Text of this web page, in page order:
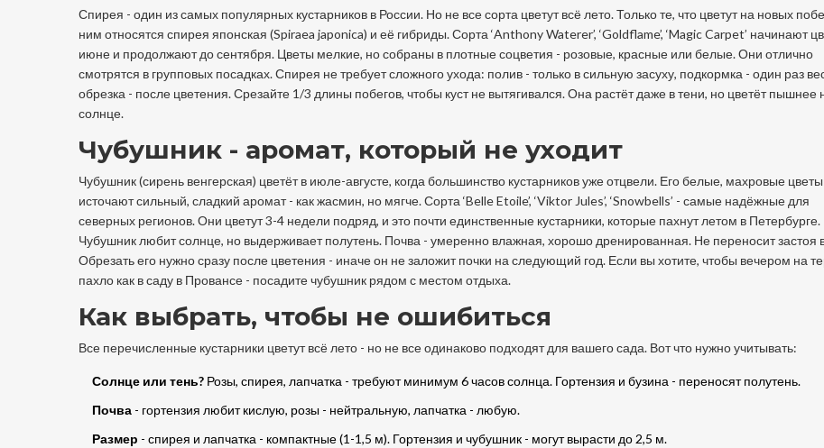
Спирея - один из самых популярных кустарников в России. Но не все сорта цветут всё лето. Только те, что цветут на новых
ним относятся спирея японская (Spiraea japonica) и её гибриды. Сорта ‘Anthony Waterer’, ‘Goldflame’, ‘Magic Carpet’ начинают
июне и продолжают до сентября. Цветы мелкие, но собраны в плотные соцветия - розовые, красные или белые. Они отлично
смотрятся в групповых посадках. Спирея не требует сложного ухода: полив - только в сильную засуху, подкормка - один раз
обрезка - после цветения. Срезайте 1/3 длины побегов, чтобы куст не вытягивался. Она растёт даже в тени, но цветёт пышнее
солнце.
Чубушник - аромат, который не уходит
Чубушник (сирень венгерская) цветёт в июле-августе, когда большинство кустарников уже отцвели. Его белые, махровые цветы
источают сильный, сладкий аромат - как жасмин, но мягче. Сорта ‘Belle Etoile’, ‘Viktor Jules’, ‘Snowbells’ - самые надёжные для
северных регионов. Они цветут 3-4 недели подряд, и это почти единственные кустарники, которые пахнут летом в Петербурге.
Чубушник любит солнце, но выдерживает полутень. Почва - умеренно влажная, хорошо дренированная. Не переносит застоя
Обрезать его нужно сразу после цветения - иначе он не заложит почки на следующий год. Если вы хотите, чтобы вечером на
пахло как в саду в Провансе - посадите чубушник рядом с местом отдыха.
Как выбрать, чтобы не ошибиться
Все перечисленные кустарники цветут всё лето - но не все одинаково подходят для вашего сада. Вот что нужно учитывать:
Солнце или тень? Розы, спирея, лапчатка - требуют минимум 6 часов солнца. Гортензия и бузина - переносят полутень.
Почва - гортензия любит кислую, розы - нейтральную, лапчатка - любую.
Размер - спирея и лапчатка - компактные (1-1,5 м). Гортензия и чубушник - могут вырасти до 2,5 м.